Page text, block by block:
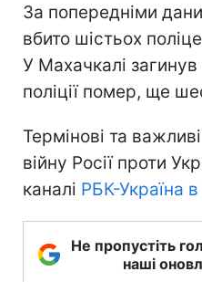
За попередніми
вбито шістьох
У Махачкалі
поліції помер, ще
Термінові та
війну Росії проти
каналі РБК-Україна
Не пропустіть
наші